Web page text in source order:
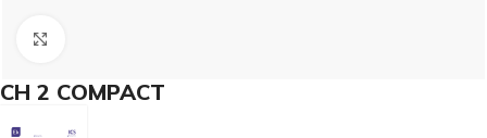
CH 2 COMPACT